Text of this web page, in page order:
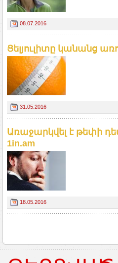
08.07.2016
Ցելյուլիտը կանանց
31.05.2016
Առաջարկվել է թեփի
1in.am
18.05.2016